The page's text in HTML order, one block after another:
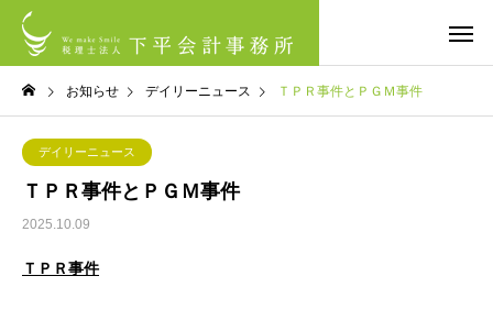
お知らせ デイリーニュース ＴＰＲ事件とＰＧＭ事件
デイリーニュース
ＴＰＲ事件とＰＧＭ事件
2025.10.09
ＴＰＲ事件